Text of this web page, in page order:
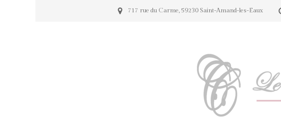
717 rue du Carme, 59230 Saint-Amand-les-Eaux